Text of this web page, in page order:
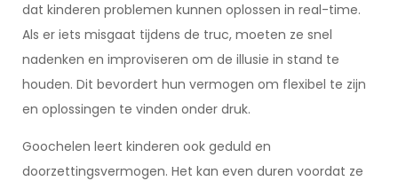
dat kinderen problemen kunnen oplossen in real-time.
Als er iets misgaat tijdens de truc, moeten ze snel
nadenken en improviseren om de illusie in stand te
houden. Dit bevordert hun vermogen om flexibel te zijn
en oplossingen te vinden onder druk.
Goochelen leert kinderen ook geduld en
doorzettingsvermogen. Het kan even duren voordat ze